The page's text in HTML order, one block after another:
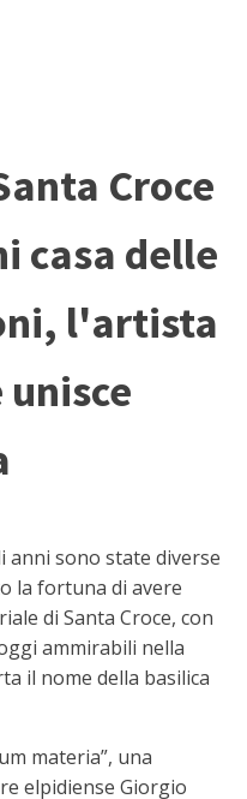
Croce
casa delle
l'artista
anni sono state diverse
la fortuna di avere
di Santa Croce, con
ammirabili nella
il nome della basilica
materia”, una
elpidiense Giorgio